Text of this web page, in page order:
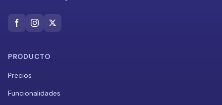
PRODUCTO
Precios
Funcionalidades